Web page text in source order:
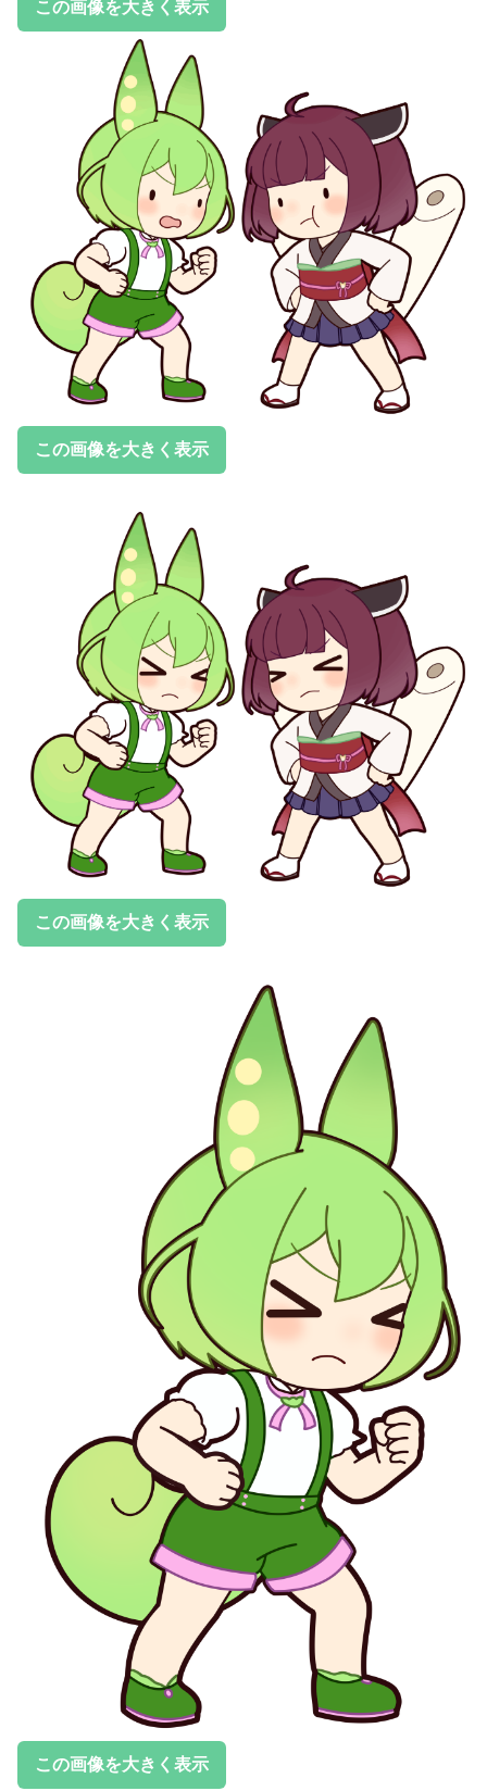
この画像を大きく表示
この画像を大きく表示
この画像を大きく表示
この画像を大きく表示